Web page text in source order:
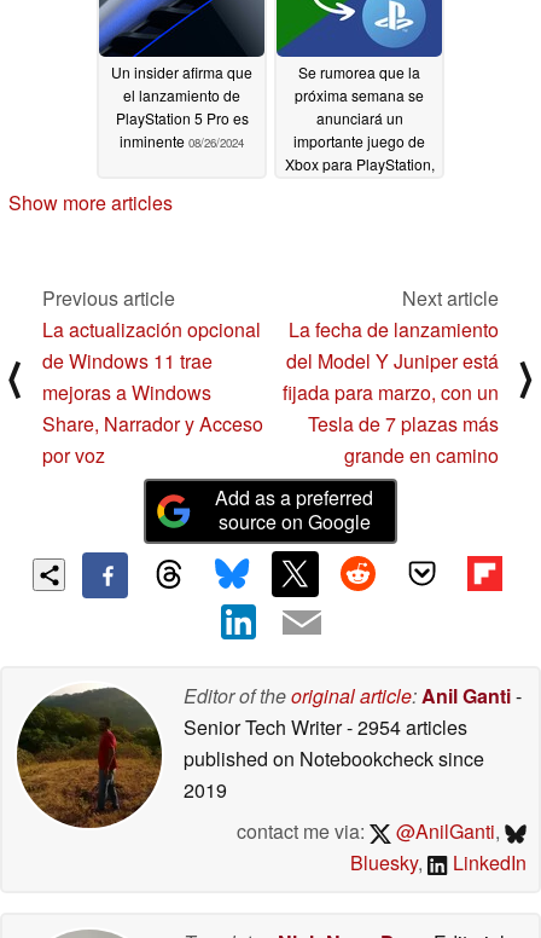
08/26/2024
Un insider afirma que
el lanzamiento de
PlayStation 5 Pro es
inminente 08/26/2024
Se rumorea que la
próxima semana se
anunciará un
importante juego de
Xbox para PlayStation,
Show more articles
⟨
Previous article
La actualización opcional
de Windows 11 trae
mejoras a Windows
Share, Narrador y Acceso
por voz
Next article
La fecha de lanzamiento
del Model Y Juniper está
fijada para marzo, con un
Tesla de 7 plazas más
grande en camino
⟩
Add as a preferred
source on Google
Editor of theoriginal article:Anil Ganti-
Senior Tech Writer- 2954 articles
published on Notebookchecksince
2019
contact me via:
@AnilGanti,
Bluesky, LinkedIn